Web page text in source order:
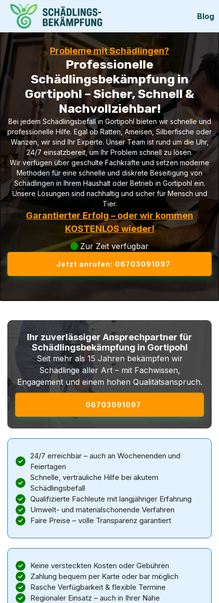
Blog
Probleme mit Schädlingen?
Professionelle
Schädlingsbekämpfung in
Gortipohl – Sicher, Schnell &
Nachvollziehbar!
Bei jedem Schädlingsbefall in Gortipohl bieten wir schnelle und
professionelle Hilfe. Egal ob Ratten, Ameisen, Silberfische oder
Wanzen, wir sind Ihr Experte. Unser Team ist rund um die Uhr,
24/7 einsatzbereit, um Ihr Problem schnell zu lösen.
Wir verfügen über geschulte Fachkräfte und setzen moderne
Methoden für eine schnelle und diskrete Beseitigung von
Schädlingen in Ihrem Haushalt oder Betrieb in Gortipohl ein.
Unsere Lösungen sind nachhaltig und sicher für Mensch und
Tier.
Garantierter Erfolg – oder wir kommen
KOSTENLOS wieder!
Zur Zeit verfügbar
Jetzt anrufen: 06703091097
Ihr zuverlässiger Ansprechpartner für
Schädlingsbekämpfung in Gortipohl
Seit mehr als 15 Jahren bekämpfen wir
Schädlinge aller Art – mit Fachwissen,
Engagement und einem hohen Qualitätsanspruch.
06703091097
24/7 erreichbar – auch an Wochenenden und
Feiertagen
Schnelle, vertrauliche Hilfe bei akutem
Schädlingsbefall
Qualifizierte Fachleute mit langjähriger Erfahrung
Umwelt- und materialschonende Verfahren
Faire Preise – volle Transparenz garantiert
Keine versteckten Kosten oder Gebühren
Zahlung bequem per Karte oder bar möglich
Rasche Verfügbarkeit & flexible Termine
Regionaler Einsatz – auch in Ihrer Nähe